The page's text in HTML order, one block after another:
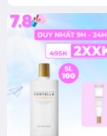
25ml (SL Có Hạn)